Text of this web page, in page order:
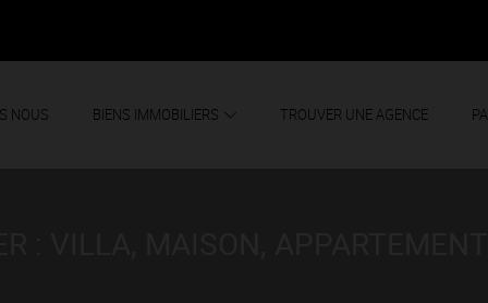
NOUS BIENS IMMOBILIERS TROUVER UNE AGENCE